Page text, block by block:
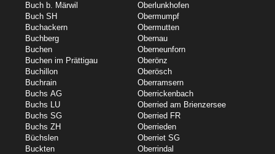
Buch b. Märwil
Buch SH
Buchackern
Buchberg
Buchen
Buchen im Prättigau
Buchillon
Buchrain
Buchs AG
Buchs LU
Buchs SG
Buchs ZH
Büchslen
Buckten
Oberlunkhofen
Obermumpf
Obermutten
Obernau
Oberneunforn
Oberönz
Oberösch
Oberramsern
Oberrickenbach
Oberried am Brienzersee
Oberried FR
Oberrieden
Oberriet SG
Oberrindal